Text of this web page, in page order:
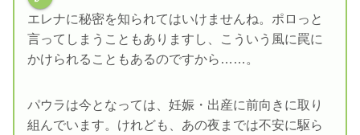
エレナに秘密を知られてはいけませんね。ポロっと
言ってしまうこともありますし、こういう風に罠に
かけられることもあるのですから……。
パウラは今となっては、妊娠・出産に前向きに取り
組んでいます。けれども、あの夜までは不安に駆ら